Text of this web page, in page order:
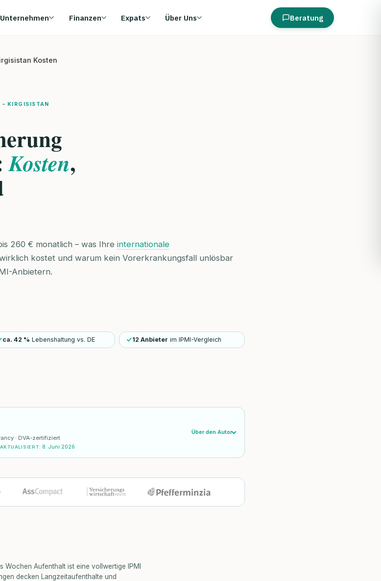
Unternehmen Finanzen Expats Über Uns Beratung
Kosten
– KIRGISISTAN
Kosten,
260 € monatlich – was Ihre internationale
kostet und warum kein Vorerkrankungsfall unlösbar
Anbietern.
ca. 42 % Lebenshaltung vs. DE 12 Anbieter im IPMI-Vergleich
· DVA-zertifiziert
AKTUALISIERT: 8. Juni 2026
Über den Autor
Wochen Aufenthalt ist eine vollwertige IPMI
decken Langzeitaufenthalte und